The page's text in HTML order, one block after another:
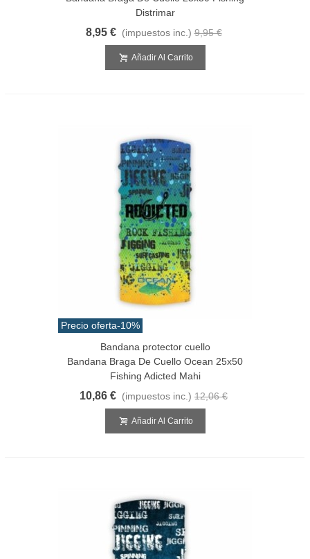
Distrimar
8,95 € (impuestos inc.) 9,95 €
Añadir Al Carrito
Precio oferta-10%
Bandana protector cuello
Bandana Braga De Cuello Ocean 25x50
Fishing Adicted Mahi
10,86 € (impuestos inc.) 12,06 €
Añadir Al Carrito